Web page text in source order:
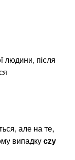
людини, після
але на те,
випадку czy